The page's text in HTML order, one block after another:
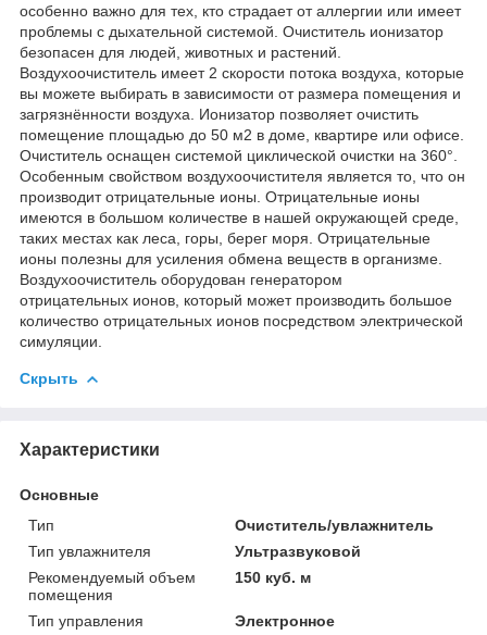
особенно важно для тех, кто страдает от аллергии или имеет
проблемы с дыхательной системой. Очиститель ионизатор
безопасен для людей, животных и растений.
Воздухоочиститель имеет 2 скорости потока воздуха, которые
вы можете выбирать в зависимости от размера помещения и
загрязнённости воздуха. Ионизатор позволяет очистить
помещение площадью до 50 м2 в доме, квартире или офисе.
Очиститель оснащен системой циклической очистки на 360°.
Особенным свойством воздухоочистителя является то, что он
производит отрицательные ионы. Отрицательные ионы
имеются в большом количестве в нашей окружающей среде,
таких местах как леса, горы, берег моря. Отрицательные
ионы полезны для усиления обмена веществ в организме.
Воздухоочиститель оборудован генератором
отрицательных ионов, который может производить большое
количество отрицательных ионов посредством электрической
симуляции.
Скрыть
Характеристики
Основные
Тип
Очиститель/увлажнитель
Тип увлажнителя
Ультразвуковой
Рекомендуемый объем
помещения
150 куб. м
Тип управления Электронное